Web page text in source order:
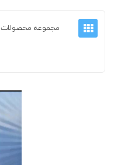
مجموعه محصولات 1-3